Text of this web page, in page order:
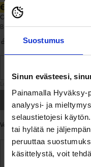
Suostumus
Sinun evästeesi,
Painamalla Hyväksy-
analyysi- ja
selaustietojesi
tai hylätä ne
peruuttaa
käsittelystä, voit
Normaalihinta:
€5,99
Cozensa trousers
BUBBLEROOM
Koko-opas
Verot sisältyvät.
Ilmainen toimitus yli 69